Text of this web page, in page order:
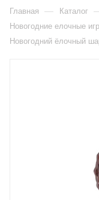
Главная — Каталог
Новогодние елочные
Новогодний ёлочный